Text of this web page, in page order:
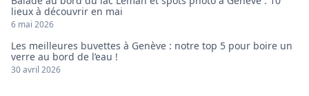
lieux à découvrir en mai
6 mai 2026
Les meilleures buvettes à Genève : notre top 5 pour boire un
verre au bord de l’eau !
30 avril 2026